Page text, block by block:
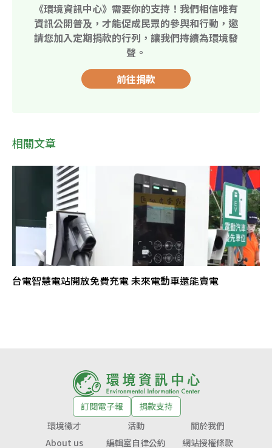
《環境資訊中心》需要你的支持！我們相信唯有
資訊公開普及，才能促成民眾的參與和行動，邀
請您加入定期捐款的行列，讓我們持續為環境發
聲。
前往捐款
相關文章
台電智慧電站開放免費充電 未來電動車還能賣電
訂閱電子報
捐款支持
環境徵才
活動
關於我們
About us
編輯室自律公約 網站授權條款